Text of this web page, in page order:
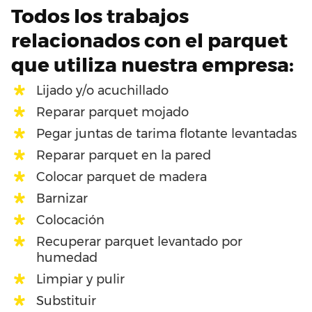
Todos los trabajos
relacionados con el parquet
que utiliza nuestra empresa:
Lijado y/o acuchillado
Reparar parquet mojado
Pegar juntas de tarima flotante levantadas
Reparar parquet en la pared
Colocar parquet de madera
Barnizar
Colocación
Recuperar parquet levantado por
humedad
Limpiar y pulir
Substituir